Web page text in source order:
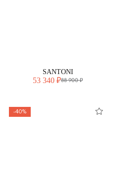
SANTONI
53 340 ₽88 900 ₽
-40%